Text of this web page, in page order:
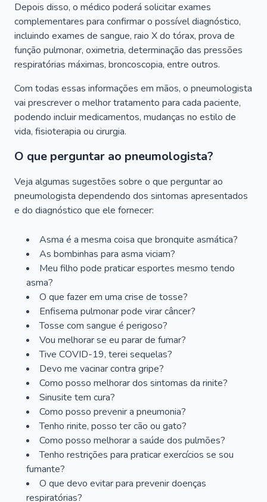
Depois disso, o médico poderá solicitar exames
complementares para confirmar o possível diagnóstico,
incluindo exames de sangue, raio X do tórax, prova de
função pulmonar, oximetria, determinação das pressões
respiratórias máximas, broncoscopia, entre outros.
Com todas essas informações em mãos, o pneumologista
vai prescrever o melhor tratamento para cada paciente,
podendo incluir medicamentos, mudanças no estilo de
vida, fisioterapia ou cirurgia.
O que perguntar ao pneumologista?
Veja algumas sugestões sobre o que perguntar ao
pneumologista dependendo dos sintomas apresentados
e do diagnóstico que ele fornecer:
Asma é a mesma coisa que bronquite asmática?
As bombinhas para asma viciam?
Meu filho pode praticar esportes mesmo tendo
asma?
O que fazer em uma crise de tosse?
Enfisema pulmonar pode virar câncer?
Tosse com sangue é perigoso?
Vou melhorar se eu parar de fumar?
Tive COVID-19, terei sequelas?
Devo me vacinar contra gripe?
Como posso melhorar dos sintomas da rinite?
Sinusite tem cura?
Como posso prevenir a pneumonia?
Tenho rinite, posso ter cão ou gato?
Como posso melhorar a saúde dos pulmões?
Tenho restrições para praticar exercícios se sou
fumante?
O que devo evitar para prevenir doenças
respiratórias?